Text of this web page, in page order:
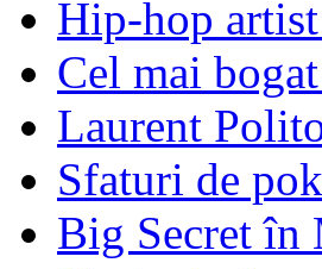
Hip-hop
Cel mai
Laurent
Sfaturi de
Big Secret în